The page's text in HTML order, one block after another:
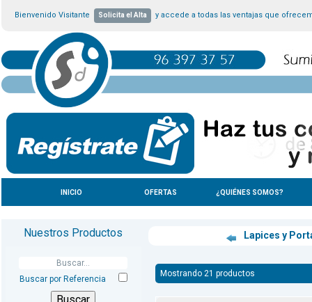
Bienvenido Visitante Solicita el Alta y accede a todas las ventajas que
INICIO OFERTAS ¿QUIÉNES SOMOS?
Nuestros Productos
Buscar por Referencia
Lapices y
Mostrando 21 productos